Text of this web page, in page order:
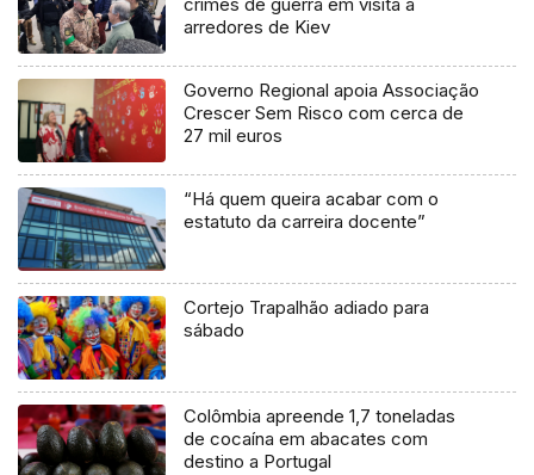
crimes de guerra em visita a
arredores de Kiev
Governo Regional apoia Associação
Crescer Sem Risco com cerca de
27 mil euros
“Há quem queira acabar com o
estatuto da carreira docente”
Cortejo Trapalhão adiado para
sábado
Colômbia apreende 1,7 toneladas
de cocaína em abacates com
destino a Portugal